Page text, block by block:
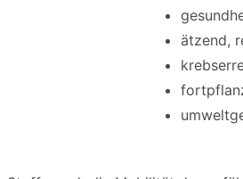
ätzend,